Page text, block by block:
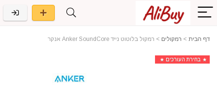
דף הבית > רמקולים > רמקול בלוטוט נייד Anker SoundCore אנקר
בחירת העורכים